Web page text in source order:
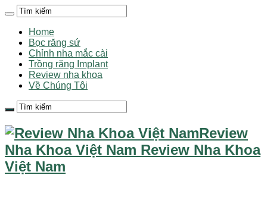
Home
Bọc răng sứ
Chỉnh nha mắc cài
Trồng răng Implant
Review nha khoa
Về Chúng Tôi
Review
Nha Khoa Việt Nam Review Nha Khoa
Việt Nam